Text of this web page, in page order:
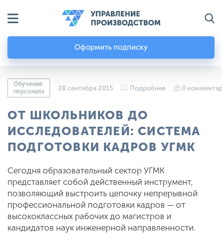
Оформить подписку
Обучение
персонала
28 сентября 2015 Подробнее 0
ОТ ШКОЛЬНИКОВ ДО
ИССЛЕДОВАТЕЛЕЙ: СИСТЕМА
ПОДГОТОВКИ КАДРОВ УГМК
Сегодня образовательный сектор УГМК
представляет собой действенный инструмент,
позволяющий выстроить цепочку непрерывной
профессиональной подготовки кадров — от
высококлассных рабочих до магистров и
кандидатов наук инженерной направленности.